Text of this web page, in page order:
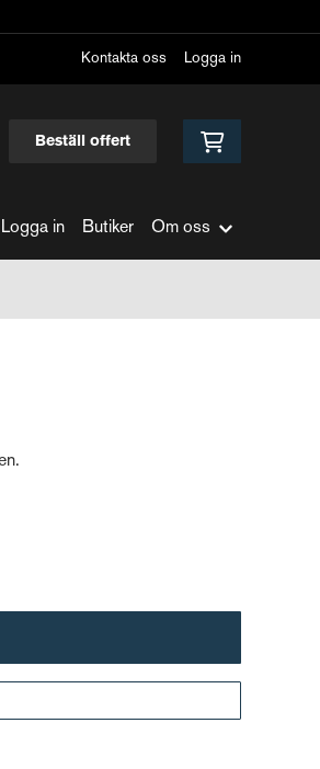
Kontakta oss Logga in
Beställ offert
Logga in Butiker Om oss